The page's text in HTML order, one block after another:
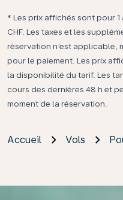
* Les prix affichés sont pour
CHF. Les taxes et les
réservation n’est applicable,
pour le paiement. Les prix
la disponibilité du tarif. Les
cours des dernières 48 h et
moment de la réservation.
Accueil Vols